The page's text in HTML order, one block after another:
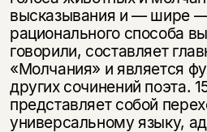
высказывания и — шире —
рационального способа
говорили, составляет
«Молчания» и является
других сочинений поэта.
представляет собой
универсальному языку,